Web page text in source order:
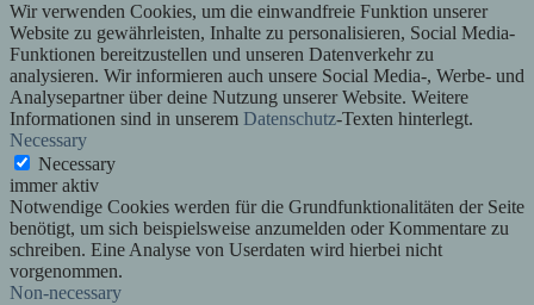
Wir verwenden Cookies, um die einwandfreie Funktion unserer
Website zu gewährleisten, Inhalte zu personalisieren, Social Media-
Funktionen bereitzustellen und unseren Datenverkehr zu
analysieren. Wir informieren auch unsere Social Media-, Werbe- und
Analysepartner über deine Nutzung unserer Website. Weitere
Informationen sind in unserem Datenschutz-Texten hinterlegt.
Necessary
Necessary
immer aktiv
Notwendige Cookies werden für die Grundfunktionalitäten der Seite
benötigt, um sich beispielsweise anzumelden oder Kommentare zu
schreiben. Eine Analyse von Userdaten wird hierbei nicht
vorgenommen.
Non-necessary